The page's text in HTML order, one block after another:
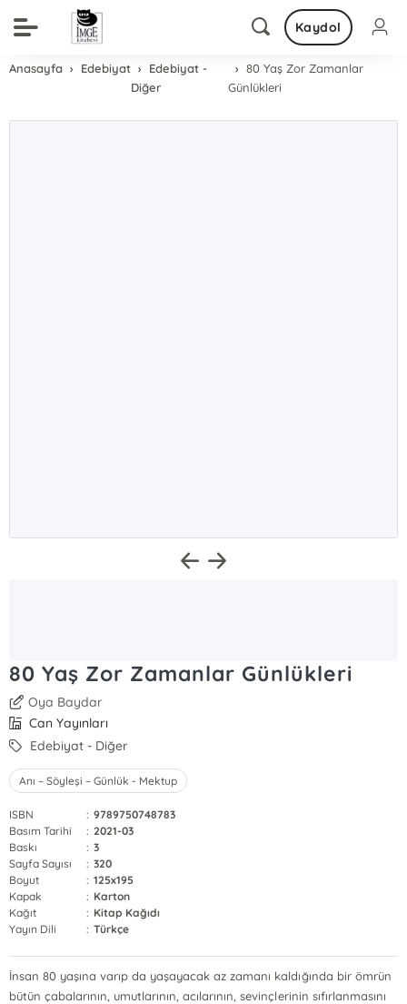
Kaydol
Anasayfa Edebiyat
Edebiyat -
Diğer
80 Yaş Zor Zamanlar
Günlükleri
80 Yaş Zor Zamanlar Günlükleri
Oya Baydar
Can Yayınları
Edebiyat - Diğer
Anı – Söyleşi – Günlük - Mektup
ISBN : 9789750748783
Basım Tarihi
: 2021-03
Baskı
: 3
Sayfa Sayısı
: 320
Boyut
: 125x195
Kapak
: Karton
Kağıt
: Kitap Kağıdı
Yayın Dili
: Türkçe
İnsan 80 yaşına varıp da yaşayacak az zamanı kaldığında bir ömrün
bütün çabalarının, umutlarının, acılarının, sevinçlerinin sıfırlanmasını